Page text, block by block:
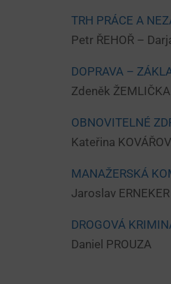
TRH PRÁCE A
Petr ŘEHOŘ –
DOPRAVA –
Zdeněk ŽEMLIČKA
OBNOVITELNÉ
Kateřina
MANAŽERSKÁ
Jaroslav ERNEKER
DROGOVÁ
Daniel PROUZA